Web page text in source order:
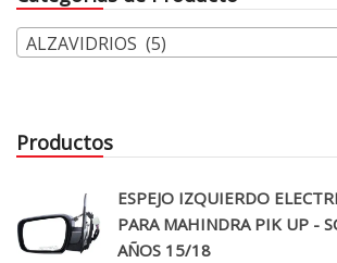
ALZAVIDRIOS (5)
Productos
ESPEJO IZQUIERDO
PARA MAHINDRA PIK UP -
AÑOS 15/18